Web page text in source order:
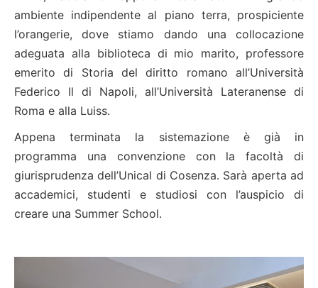
ambiente indipendente al piano terra, prospiciente
l’orangerie, dove stiamo dando una collocazione
adeguata alla biblioteca di mio marito, professore
emerito di Storia del diritto romano all’Università
Federico Il di Napoli, all’Università Lateranense di
Roma e alla Luiss.
Appena terminata la sistemazione è già in
programma una convenzione con la facoltà di
giurisprudenza dell’Unical di Cosenza. Sarà aperta ad
accademici, studenti e studiosi con l’auspicio di
creare una Summer School.